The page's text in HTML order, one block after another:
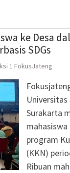
ke Desa
SDGs
1 FokusJateng
Universitas
Surakarta
program
(KKN)
Ribuan